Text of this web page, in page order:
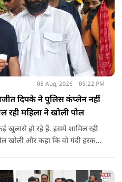
08 Aug, 2026 05:22 PM
दिपके ने पुलिस कंप्लेन नहीं
रही महिला ने खोली पोल
खुलासे हो रहे हैं. इसमें शामिल रही
खोली और कहा कि वो गंदी हरकतें